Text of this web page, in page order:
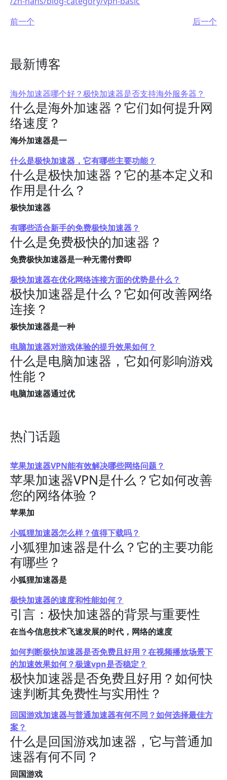
前一个
后一个
最新博客
海外加速器哪个好？极快加速器是否支持海外服务器？
什么是海外加速器？它们如何提升网
络速度？
海外加速器是一
什么是极快加速器，它有哪些主要功能？
什么是极快加速器？它的基本定义和
作用是什么？
极快加速器
有哪些适合新手的免费极快加速器？
什么是免费极快的加速器？
免费极快加速器是一种无需付费即
极快加速器在优化网络连接方面的优势是什么？
极快加速器是什么？它如何改善网络
连接？
极快加速器是一种
电脑加速器对游戏体验的提升效果如何？
什么是电脑加速器，它如何影响游戏
性能？
电脑加速器通过优
热门话题
苹果加速器VPN能有效解决哪些网络问题？
苹果加速器VPN是什么？它如何改善
您的网络体验？
苹果加
小狐狸加速器怎么样？值得下载吗？
小狐狸加速器是什么？它的主要功能
有哪些？
小狐狸加速器是
极快加速器的速度和性能如何？
引言：极快加速器的背景与重要性
在当今信息技术飞速发展的时代，网络的速度
如何判断极快加速器是否免费且好用？在视频播放场景下
的加速效果如何？极速vpn是否稳定？
极快加速器是否免费且好用？如何快
速判断其免费性与实用性？
回国游戏加速器与普通加速器有何不同？如何选择最佳方
案？
什么是回国游戏加速器，它与普通加
速器有何不同？
回国游戏